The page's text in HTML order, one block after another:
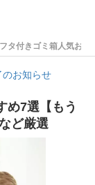
タ付きゴミ箱人気お
のお知らせ
め7選【もう
ど厳選